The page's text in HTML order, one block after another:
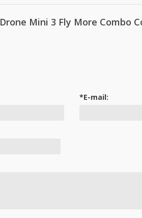
de grande ângulo.
impressionantes e estão prontas para serem
fotos avançadas em segundos com QuickShots
compartilhar com a mesma rapidez com o
serem compartilhadas, economizando tempo
vento: Nível 510,7 m/s Ideal em vários
de grande ângulo. E com uma mudança
de grande ângulo.
impressionantes e estão prontas para serem
fotos avançadas em segundos com QuickShots
compartilhar com a mesma rapidez com o
Drone Mini 3 Fly More Combo
*E-mail: